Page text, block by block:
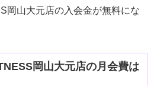
岡山大元店の入会金が無料にな
岡山大元店の月会費は